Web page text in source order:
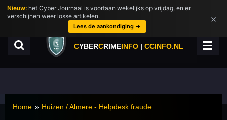
Ga
direct
hoofdinhoud
CYBERCRIMEINFO | CCINFO.NL
Home » Huizen / Almere - Helpdesk fraude
Nieuw: het Cyber Journaal is voortaan wekelijks op vrijdag, en er
verschijnen weer losse artikelen.
Lees de aankondiging →
×